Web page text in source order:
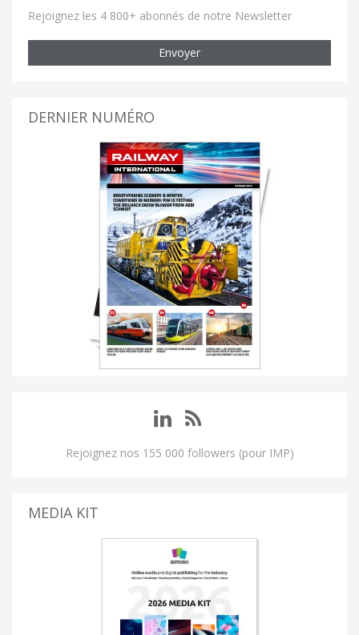
Rejoignez les 4 800+ abonnés de notre Newsletter
Envoyer
DERNIER NUMÉRO
Rejoignez nos 155 000 followers (pour IMP)
MEDIA KIT